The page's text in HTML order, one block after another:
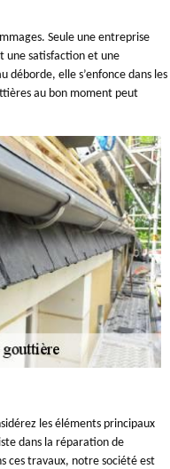
Seule une entreprise
une satisfaction et une
déborde, elle s’enfonce dans les
au bon moment peut
les éléments principaux
dans la réparation de
ces travaux, notre société est